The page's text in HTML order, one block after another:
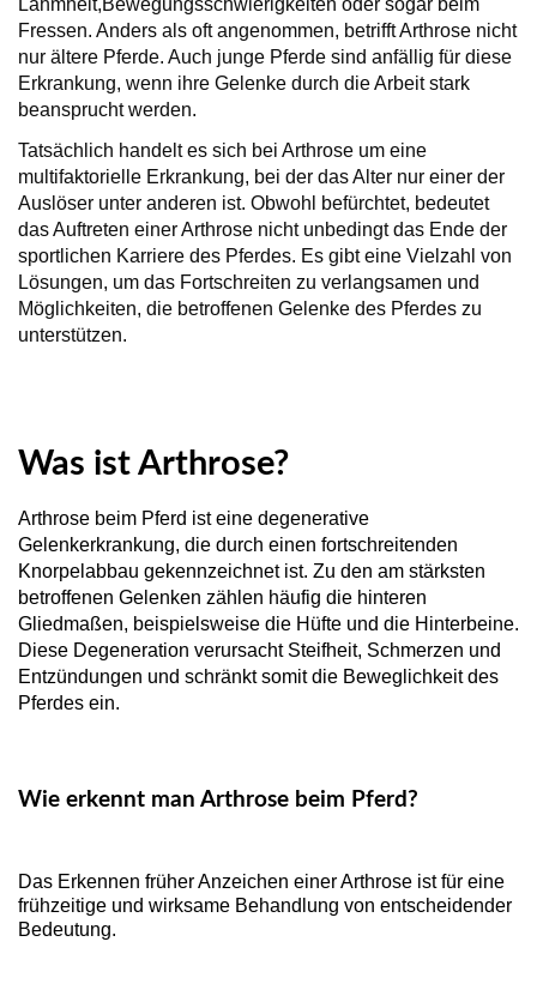
Lahmheit,Bewegungsschwierigkeiten oder sogar beim
Fressen. Anders als oft angenommen, betrifft Arthrose nicht
nur ältere Pferde. Auch junge Pferde sind anfällig für diese
Erkrankung, wenn ihre Gelenke durch die Arbeit stark
beansprucht werden.
Tatsächlich handelt es sich bei Arthrose um eine
multifaktorielle Erkrankung, bei der das Alter nur einer der
Auslöser unter anderen ist. Obwohl befürchtet, bedeutet
das Auftreten einer Arthrose nicht unbedingt das Ende der
sportlichen Karriere des Pferdes. Es gibt eine Vielzahl von
Lösungen, um das Fortschreiten zu verlangsamen und
Möglichkeiten, die betroffenen Gelenke des Pferdes zu
unterstützen.
Was ist Arthrose?
Arthrose beim Pferd ist eine degenerative
Gelenkerkrankung, die durch einen fortschreitenden
Knorpelabbau gekennzeichnet ist. Zu den am stärksten
betroffenen Gelenken zählen häufig die hinteren
Gliedmaßen, beispielsweise die Hüfte und die Hinterbeine.
Diese Degeneration verursacht Steifheit, Schmerzen und
Entzündungen und schränkt somit die Beweglichkeit des
Pferdes ein.
Wie erkennt man Arthrose beim Pferd?
Das Erkennen früher Anzeichen einer Arthrose ist für eine
frühzeitige und wirksame Behandlung von entscheidender
Bedeutung.